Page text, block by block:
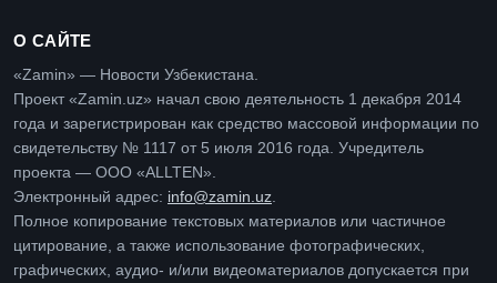
О САЙТЕ
«Zamin» — Новости Узбекистана.
Проект «Zamin.uz» начал свою деятельность 1 декабря 2014
года и зарегистрирован как средство массовой информации по
свидетельству № 1117 от 5 июля 2016 года. Учредитель
проекта — ООО «ALLTEN».
Электронный адрес: info@zamin.uz
Полное копирование текстовых материалов или частичное
цитирование, а также использование фотографических,
графических, аудио- и/или видеоматериалов допускается при